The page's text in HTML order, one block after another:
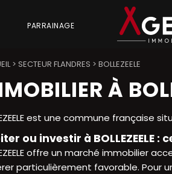
PARRAINAGE
> SECTEUR FLANDRES > BOLLEZEELE
À
est une commune
ou investir à BOLLEZEELE
offre un marché immobilier
particulièrement favorable. Pour